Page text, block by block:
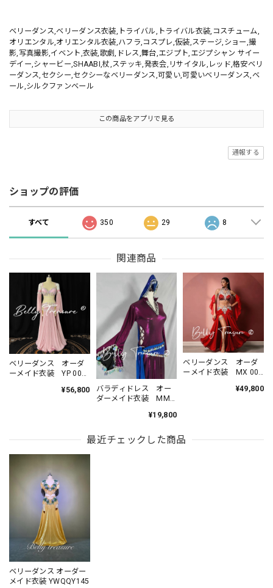
ベリーダンス,ベリーダンス衣装,トライバル,トライバル衣装,コスチューム,
オリエンタル,オリエンタル衣装,ハフラ,コスプレ,仮装,ステージ,ショー,撮
影,写真撮影,イベント,衣装,歌劇,ドレス,舞台,エジプト,エジプシャン サイー
デイー,シャービー,SHAABI,杖,ステッキ,発表会,リサイタル,レッド,格安ベリ
ーダンス,セクシー,セクシーなベリーダンス,可愛い,可愛いベリーダンス,ベ
ール,シルクファンベール
この商品をアプリで見る
通報する
ショップの評価
すべて 350 29 8
関連商品
ベリーダンス オーダ
ーメイド衣装 YP 001
¥56,800
バラディドレス オー
ダーメイド衣装 MMX
¥19,800
ベリーダンス オーダ
ーメイド衣装 MX 003
¥49,800
最近チェックした商品
ベリーダンス オーダー
メイド衣装 YWQQY145